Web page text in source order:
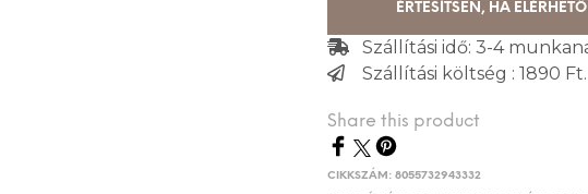
ÉRTESÍTSEN, HA ELÉRHETŐ
Szállítási idő: 3-4
Szállítási költség : 1890 Ft.
Share this product
CIKKSZÁM:8055732943332